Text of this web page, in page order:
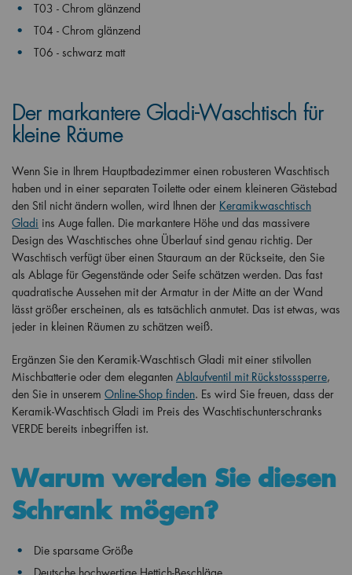
T03 - Chrom glänzend
T04 - Chrom glänzend
T06 - schwarz matt
Der markantere Gladi-Waschtisch für
kleine Räume
Wenn Sie in Ihrem Hauptbadezimmer einen robusteren Waschtisch
haben und in einer separaten Toilette oder einem kleineren Gästebad
den Stil nicht ändern wollen, wird Ihnen der Keramikwaschtisch
Gladi ins Auge fallen. Die markantere Höhe und das massivere
Design des Waschtisches ohne Überlauf sind genau richtig. Der
Waschtisch verfügt über einen Stauraum an der Rückseite, den Sie
als Ablage für Gegenstände oder Seife schätzen werden. Das fast
quadratische Aussehen mit der Armatur in der Mitte an der Wand
lässt größer erscheinen, als es tatsächlich anmutet. Das ist etwas, was
jeder in kleinen Räumen zu schätzen weiß.
Ergänzen Sie den Keramik-Waschtisch Gladi mit einer stilvollen
Mischbatterie oder dem eleganten Ablaufventil mit Rückstosssperre,
den Sie in unserem Online-Shop finden. Es wird Sie freuen, dass der
Keramik-Waschtisch Gladi im Preis des Waschtischunterschranks
VERDE bereits inbegriffen ist.
Warum werden Sie diesen
Schrank mögen?
Die sparsame Größe